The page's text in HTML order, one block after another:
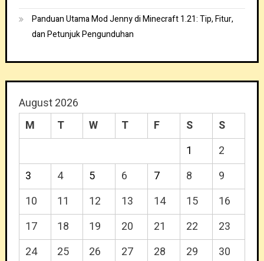
Panduan Utama Mod Jenny di Minecraft 1.21: Tip, Fitur,
dan Petunjuk Pengunduhan
August 2026
M
T W T F S
S
1
2
3
4 5 6 7 8
9
10
11 12 13 14 15
16
17
18 19 20 21 22
23
24
25 26 27 28 29
30